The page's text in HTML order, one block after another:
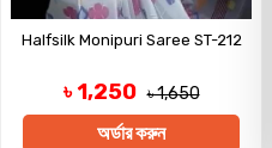
Halfsilk Monipuri Saree ST-212
৳ 1,250 ৳ 1,650
অর্ডার করুন